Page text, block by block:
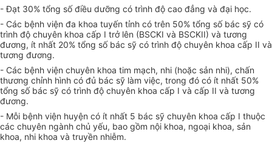
- Đạt 30% tổng số điều dưỡng có trình độ cao đẳng và đại học.
- Các bệnh viện đa khoa tuyến tỉnh có trên 50% tổng số bác sỹ có
trình độ chuyên khoa cấp I trở lên (BSCKI và BSCKII) và tương
đương, ít nhất 20% tổng số bác sỹ có trình độ chuyên khoa cấp II và
tương đương.
- Các bệnh viện chuyên khoa tim mạch, nhi (hoặc sản nhi), chấn
thương chỉnh hình có đủ bác sỹ làm việc, trong đó có ít nhất 50%
tổng số bác sỹ có trình độ chuyên khoa cấp I và cấp II và tương
đương.
- Mỗi bệnh viện huyện có ít nhất 5 bác sỹ chuyên khoa cấp I thuộc
các chuyên ngành chủ yếu, bao gồm nội khoa, ngoại khoa, sản
khoa, nhi khoa và truyền nhiễm.